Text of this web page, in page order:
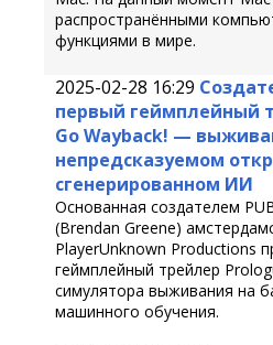
распространёнными
функциями в мире.
2025-02-28 16:29
первый геймплейный
Go Wayback! —
непредсказуемом
сгенерированном ИИ
Основанная создателем
(Brendan Greene)
PlayerUnknown Productions
геймплейный трейлер
симулятора выживания на
машинного обучения.